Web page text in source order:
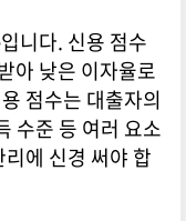
입니다. 신용 점수
아 낮은 이자율로
점수는 대출자의
수준 등 여러 요소
에 신경 써야 합